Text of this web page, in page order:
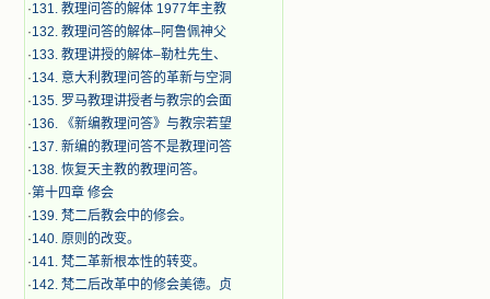
·131. 教理问答的解体 1977年主教
·132. 教理问答的解体–阿鲁佩神父
·133. 教理讲授的解体–勒杜先生、
·134. 意大利教理问答的革新与空洞
·135. 罗马教理讲授者与教宗的会面
·136. 《新编教理问答》与教宗若望
·137. 新编的教理问答不是教理问答
·138. 恢复天主教的教理问答。
·第十四章 修会
·139. 梵二后教会中的修会。
·140. 原则的改变。
·141. 梵二革新根本性的转变。
·142. 梵二后改革中的修会美德。贞